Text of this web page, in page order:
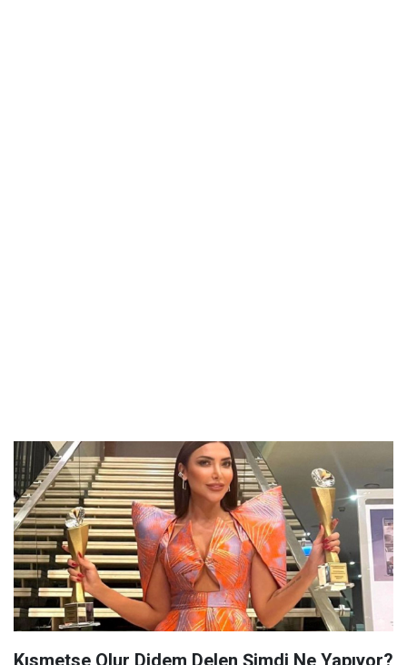
Kısmetse Olur Didem Delen Şimdi Ne Yapıyor?